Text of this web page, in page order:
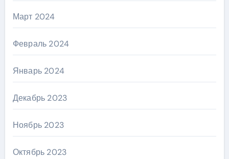
Март 2024
Февраль 2024
Январь 2024
Декабрь 2023
Ноябрь 2023
Октябрь 2023